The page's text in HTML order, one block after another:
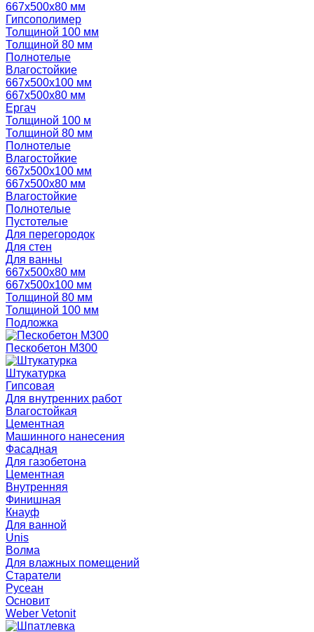
667х500х80 мм
Гипсополимер
Толщиной 100 мм
Толщиной 80 мм
Полнотелые
Влагостойкие
667х500х100 мм
667х500х80 мм
Ергач
Толщиной 100 м
Толщиной 80 мм
Полнотелые
Влагостойкие
667х500х100 мм
667х500х80 мм
Влагостойкие
Полнотелые
Пустотелые
Для перегородок
Для стен
Для ванны
667х500х80 мм
667х500х100 мм
Толщиной 80 мм
Толщиной 100 мм
Подложка
Пескобетон М300
Штукатурка
Гипсовая
Для внутренних работ
Влагостойкая
Цементная
Машинного нанесения
Фасадная
Для газобетона
Цементная
Внутренняя
Финишная
Кнауф
Для ванной
Unis
Волма
Для влажных помещений
Старатели
Русеан
Основит
Weber Vetonit